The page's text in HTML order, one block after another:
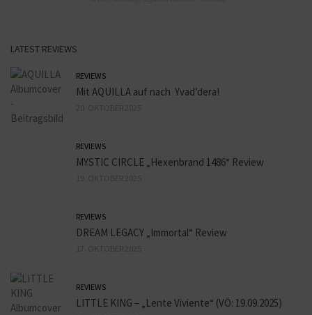
LATEST REVIEWS
REVIEWS
Mit AQUILLA auf nach Yvad’dera!
REVIEWS
MYSTIC CIRCLE „Hexenbrand 1486“ Review
REVIEWS
DREAM LEGACY „Immortal“ Review
REVIEWS
LITTLE KING – „Lente Viviente“ (VÖ: 19.09.2025)